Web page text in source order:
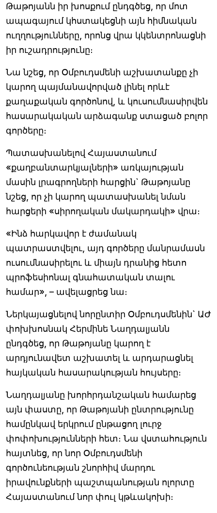
Թաթոյանն իր խոսքում ընդգծեց, որ մոտ
ապագայում կհստակեցնի այն հիմնական
ուղղությունները, որոնց վրա կկենտրոնացնի
իր ուշադրությունը։
Նա նշեց, որ Օմբուդսմենի աշխատանքը չի
կարող պայմանավորված լինել որևէ
քաղաքական գործոնով, և կուսումնասիրվեն
հասարակական արձագանք ստացած բոլոր
գործերը։
Պատասխանելով Հայաստանում
«քաղբանտարկյալների» առկայության
մասին լրագրողների հարցին` Թաթոյանը
նշեց, որ չի կարող պատասխանել նման
հարցերի «սիրողական մակարդակի» վրա։
«Ինձ հարկավոր է ժամանակ
պատրաստվելու, այդ գործերը մանրամասն
ուսումնասիրելու և միայն դրանից հետո
պրոֆեսիոնալ գնահատական տալու
համար», – ավելացրեց նա։
Ներկայացնելով նորընտիր Օմբուդսմենին` ԱԺ
փոխխոսնակ Հերմինե Նաղդալյանն
ընդգծեց, որ Թաթոյանը կարող է
արդյունավետ աշխատել և արդարացնել
հայկական հասարակության հույսերը։
Նաղդալյանը խորհրդանշական համարեց
այն փաստը, որ Թաթոյանի ընտրությունը
համընկավ երկրում ընթացող լուրջ
փոփոխությունների հետ։ Նա վստահություն
հայտնեց, որ նոր Օմբուդսմենի
գործունեության շնորհիվ մարդու
իրավունքների պաշտպանության ոլորտը
Հայաստանում նոր փուլ կթևակոխի։